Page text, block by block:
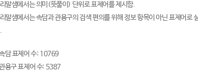
말샘에서는 의미(뜻풀이) 단위로 표제어를 제시함.
말샘에서는 속담과 관용구의 검색 편의를 위해 정보 항목이 아닌 표제어로
담 표제어 수: 10769
용구 표제어 수: 5387